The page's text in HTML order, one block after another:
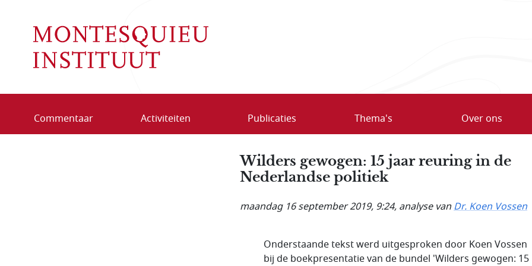
Commentaar Activiteiten Publicaties Thema's Over ons
Wilders gewogen: 15 jaar reuring in de
Nederlandse politiek
maandag 16 september 2019, 9:24, analyse vanDr. Koen Vossen
Onderstaande tekst werd uitgesproken door Koen Vossen
bij de boekpresentatie van de bundel 'Wilders gewogen: 15